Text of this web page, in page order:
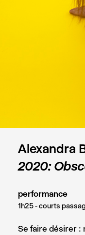
Alexandra
2020:
performance
1h25 - courts
Se faire désirer :